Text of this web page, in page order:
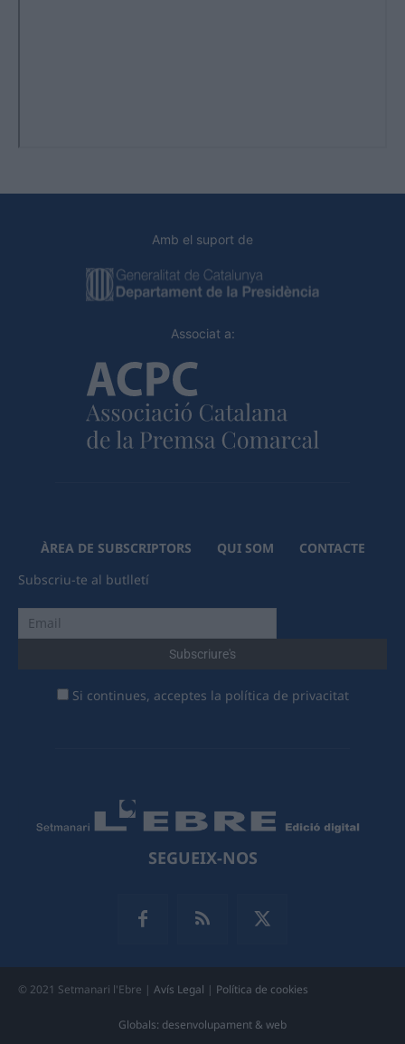
Amb el suport de
Associat a:
ÀREA DE SUBSCRIPTORS QUI SOM
CONTACTE
Subscriu-te al butlletí
Si continues, acceptes la política de privacitat
SEGUEIX-NOS
© 2021 Setmanari l'Ebre | Avís Legal | Política de cookies
Globals: desenvolupament & web